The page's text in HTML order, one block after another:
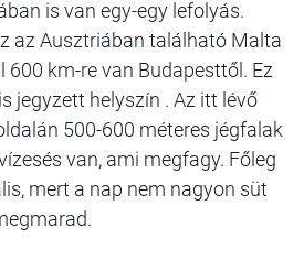
is van egy-egy lefolyás.
az Ausztriában található Malta
600 km-re van Budapesttől. Ez
jegyzett helyszín . Az itt lévő
500-600 méteres jégfalak
van, ami megfagy. Főleg
mert a nap nem nagyon süt